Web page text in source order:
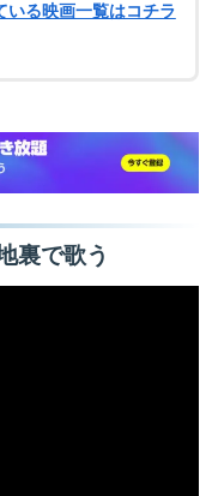
いる映画一覧はコチラ
裏で歌う